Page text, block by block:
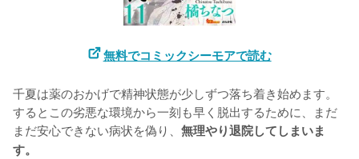
無料でコミックシーモアで読む
千夏は薬のおかげで精神状態が少しずつ落ち着き始めます。
するとこの劣悪な環境から一刻も早く脱出するために、まだ
まだ安心できない病状を偽り、 無理やり退院してしまいま
す。